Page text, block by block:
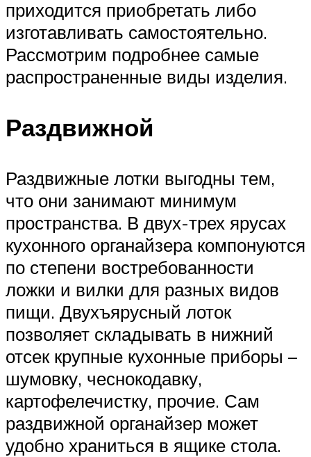
приходится приобретать либо
изготавливать самостоятельно.
Рассмотрим подробнее самые
распространенные виды изделия.
Раздвижной
Раздвижные лотки выгодны тем,
что они занимают минимум
пространства. В двух-трех ярусах
кухонного органайзера компонуются
по степени востребованности
ложки и вилки для разных видов
пищи. Двухъярусный лоток
позволяет складывать в нижний
отсек крупные кухонные приборы –
шумовку, чеснокодавку,
картофелечистку, прочие. Сам
раздвижной органайзер может
удобно храниться в ящике стола.